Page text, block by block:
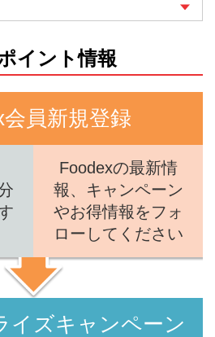
イント情報
会員新規登録
Foodexの最新情
報、キャンペーン
やお得情報をフォ
ローしてください
イズキャンペーン